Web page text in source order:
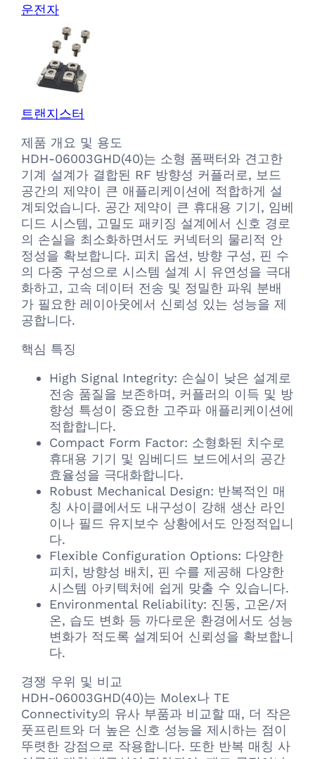
운전자
트랜지스터
제품 개요 및 용도
HDH-06003GHD(40)는 소형 폼팩터와 견고한
기계 설계가 결합된 RF 방향성 커플러로, 보드
공간의 제약이 큰 애플리케이션에 적합하게 설
계되었습니다. 공간 제약이 큰 휴대용 기기, 임베
디드 시스템, 고밀도 패키징 설계에서 신호 경로
의 손실을 최소화하면서도 커넥터의 물리적 안
정성을 확보합니다. 피치 옵션, 방향 구성, 핀 수
의 다중 구성으로 시스템 설계 시 유연성을 극대
화하고, 고속 데이터 전송 및 정밀한 파워 분배
가 필요한 레이아웃에서 신뢰성 있는 성능을 제
공합니다.
핵심 특징
High Signal Integrity: 손실이 낮은 설계로
전송 품질을 보존하며, 커플러의 이득 및 방
향성 특성이 중요한 고주파 애플리케이션에
적합합니다.
Compact Form Factor: 소형화된 치수로
휴대용 기기 및 임베디드 보드에서의 공간
효율성을 극대화합니다.
Robust Mechanical Design: 반복적인 매
칭 사이클에서도 내구성이 강해 생산 라인
이나 필드 유지보수 상황에서도 안정적입니
다.
Flexible Configuration Options: 다양한
피치, 방향성 배치, 핀 수를 제공해 다양한
시스템 아키텍처에 쉽게 맞출 수 있습니다.
Environmental Reliability: 진동, 고온/저
온, 습도 변화 등 까다로운 환경에서도 성능
변화가 적도록 설계되어 신뢰성을 확보합니
다.
경쟁 우위 및 비교
HDH-06003GHD(40)는 Molex나 TE
Connectivity의 유사 부품과 비교할 때, 더 작은
풋프린트와 더 높은 신호 성능을 제시하는 점이
뚜렷한 강점으로 작용합니다. 또한 반복 매칭 사